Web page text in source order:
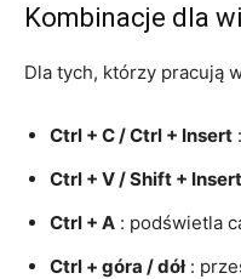
Kombinacje dla
Dla tych, którzy pracują
Ctrl + C / Ctrl + Insert
Ctrl + V / Shift + Insert
Ctrl + A : podświetla
Ctrl + góra / dół: